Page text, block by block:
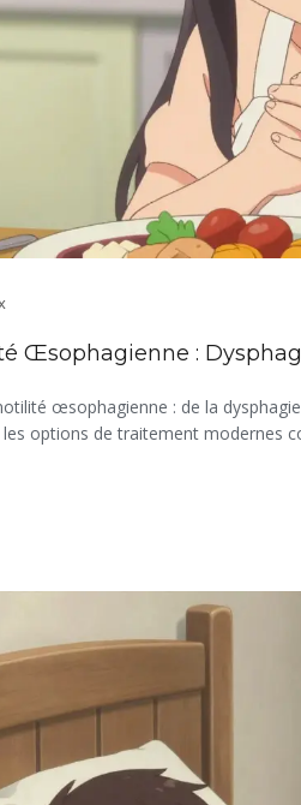
Œsophagienne :
œsophagienne : de la
options de traitement modernes